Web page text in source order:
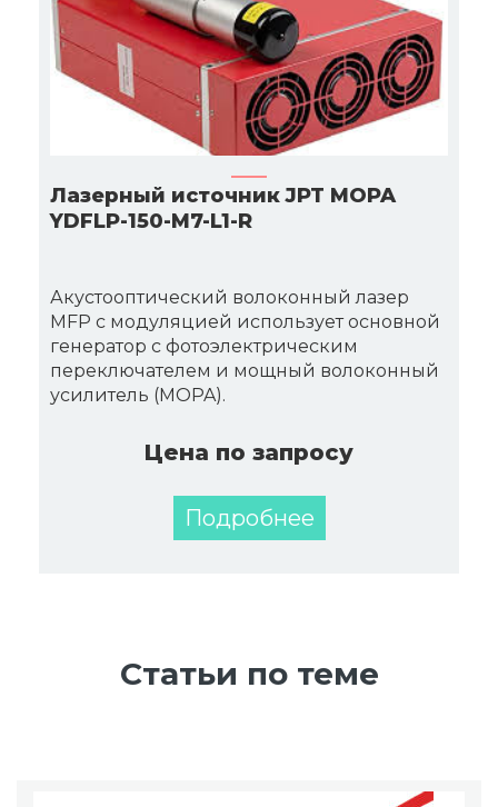
Лазерный источник JPT MOPA
YDFLP-150-M7-L1-R
Акустооптический волоконный лазер
MFP с модуляцией использует основной
генератор с фотоэлектрическим
переключателем и мощный волоконный
усилитель (MOPA).
Цена по запросу
Подробнее
Статьи по теме